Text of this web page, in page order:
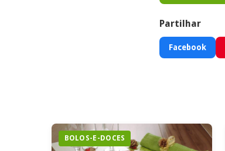
Partilhar
Facebook
BOLOS-E-DOCES